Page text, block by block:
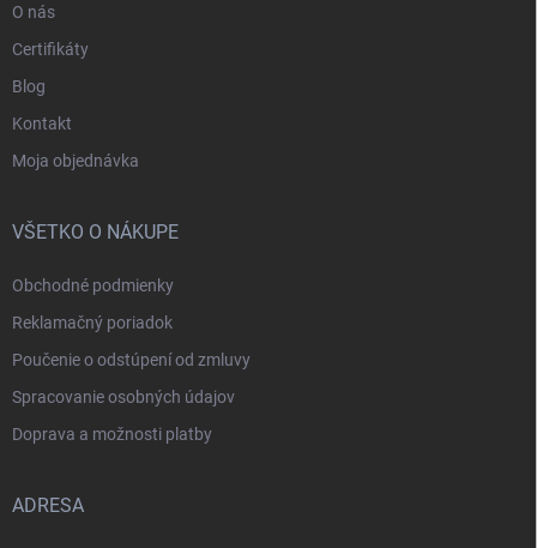
O nás
Certifikáty
Blog
Kontakt
Moja objednávka
VŠETKO O NÁKUPE
Obchodné podmienky
Reklamačný poriadok
Poučenie o odstúpení od zmluvy
Spracovanie osobných údajov
Doprava a možnosti platby
ADRESA